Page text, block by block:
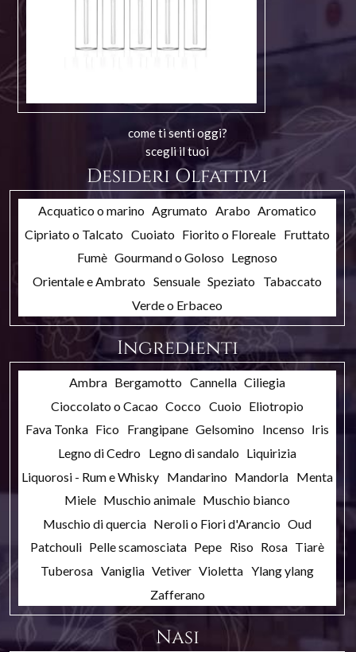
come ti senti oggi?
scegli il tuoi
Desideri Olfattivi
Acquatico o marino Agrumato Arabo Aromatico
Cipriato o Talcato Cuoiato Fiorito o Floreale Fruttato
Fumè Gourmand o Goloso Legnoso
Orientale e Ambrato Sensuale Speziato Tabaccato
Verde o Erbaceo
Ingredienti
Ambra Bergamotto Cannella Ciliegia
Cioccolato o Cacao Cocco Cuoio Eliotropio
Fava Tonka Fico Frangipane Gelsomino Incenso Iris
Legno di Cedro Legno di sandalo Liquirizia
Liquorosi - Rum e Whisky Mandarino Mandorla Menta
Miele Muschio animale Muschio bianco
Muschio di quercia Neroli o Fiori d'Arancio Oud
Patchouli Pelle scamosciata Pepe Riso Rosa Tiarè
Tuberosa Vaniglia Vetiver Violetta Ylang ylang
Zafferano
Nasi